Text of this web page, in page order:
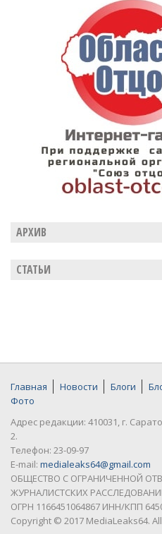
АРХИВ
СТАТЬИ
Главная Новости Блоги
Фото
Адрес редакции: 410031, г.
2.
Телефон: 23-09-97
E-mail: medialeaks64@gmail.com
ОБЩЕСТВО С ОГРАНИЧЕННОЙ
ЖУРНАЛИСТСКИХ
ОГРН 1166451064867 ИНН/КПП
Copyright © 2017 MediaLeaks64.